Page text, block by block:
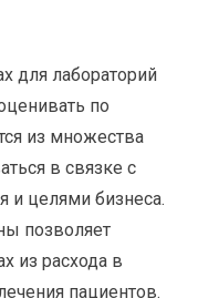
для лабораторий
по
из множества
в связке с
и целями бизнеса.
позволяет
из расхода в
пациентов.